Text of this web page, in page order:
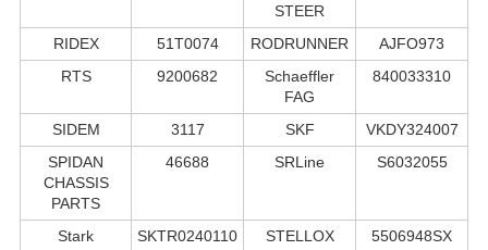
STEER
RIDEX 51T0074 RODRUNNER
AJFO973
RTS
9200682
Schaeffler
FAG
840033310
SIDEM 3117 SKF
VKDY324007
SPIDAN
CHASSIS
PARTS
46688 SRLine S6032055
Stark SKTR0240110 STELLOX
5506948SX